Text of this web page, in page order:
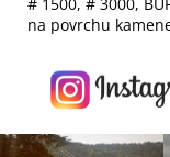
na povrchu